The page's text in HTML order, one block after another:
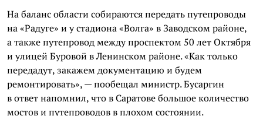
На баланс области собираются передать путепроводы
на «Радуге» и у стадиона «Волга» в Заводском районе,
а также путепровод между проспектом 50 лет Октября
и улицей Буровой в Ленинском районе. «Как только
передадут, закажем документацию и будем
ремонтировать», — пообещал министр. Бусаргин
в ответ напомнил, что в Саратове большое количество
мостов и путепроводов в плохом состоянии.